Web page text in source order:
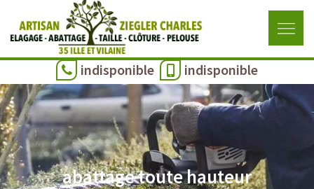
indisponible indisponible
abattage toute hauteur